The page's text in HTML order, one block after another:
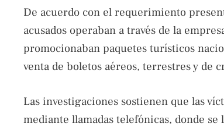
De acuerdo con el requerimiento
acusados operaban a través de la
promocionaban paquetes turísticos
venta de boletos aéreos, terrestres y de
Las investigaciones sostienen que las
mediante llamadas telefónicas, donde